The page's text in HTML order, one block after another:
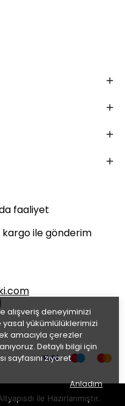
alışveriş deneyiminizi
yükümlülüklerimizi
amacıyla çerezler
Detaylı bilgi için
sayfasını ziyaret
Anladım
faaliyet
ile gönderim
ile Hazırlanmıştır.